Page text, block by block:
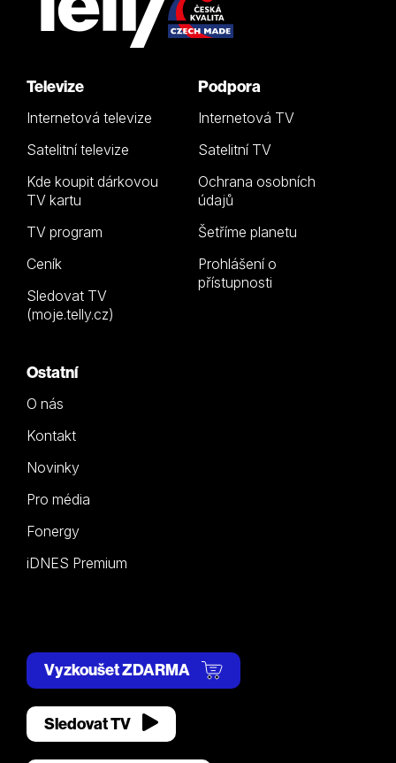
Televize
Internetová televize
Satelitní televize
Kde koupit dárkovou
TV kartu
TV program
Ceník
Sledovat TV
(moje.telly.cz)
Podpora
Internetová TV
Satelitní TV
Ochrana osobních
údajů
Šetříme planetu
Prohlášení o
přístupnosti
Ostatní
O nás
Kontakt
Novinky
Pro média
Fonergy
iDNES Premium
Vyzkoušet ZDARMA
Sledovat TV